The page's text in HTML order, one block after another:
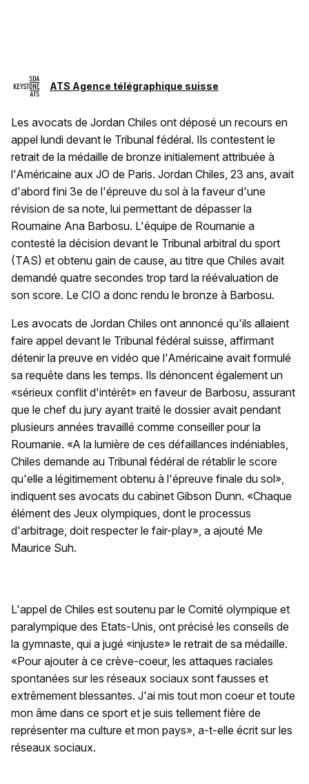
ATS Agence télégraphique suisse
Les avocats de Jordan Chiles ont déposé un recours en
appel lundi devant le Tribunal fédéral. Ils contestent le
retrait de la médaille de bronze initialement attribuée à
l'Américaine aux JO de Paris. Jordan Chiles, 23 ans, avait
d'abord fini 3e de l'épreuve du sol à la faveur d'une
révision de sa note, lui permettant de dépasser la
Roumaine Ana Barbosu. L'équipe de Roumanie a
contesté la décision devant le Tribunal arbitral du sport
(TAS) et obtenu gain de cause, au titre que Chiles avait
demandé quatre secondes trop tard la réévaluation de
son score. Le CIO a donc rendu le bronze à Barbosu.
Les avocats de Jordan Chiles ont annoncé qu'ils allaient
faire appel devant le Tribunal fédéral suisse, affirmant
détenir la preuve en vidéo que l'Américaine avait formulé
sa requête dans les temps. Ils dénoncent également un
«sérieux conflit d'intérêt» en faveur de Barbosu, assurant
que le chef du jury ayant traité le dossier avait pendant
plusieurs années travaillé comme conseiller pour la
Roumanie. «A la lumière de ces défaillances indéniables,
Chiles demande au Tribunal fédéral de rétablir le score
qu'elle a légitimement obtenu à l'épreuve finale du sol»,
indiquent ses avocats du cabinet Gibson Dunn. «Chaque
élément des Jeux olympiques, dont le processus
d'arbitrage, doit respecter le fair-play», a ajouté Me
Maurice Suh.
L'appel de Chiles est soutenu par le Comité olympique et
paralympique des Etats-Unis, ont précisé les conseils de
la gymnaste, qui a jugé «injuste» le retrait de sa médaille.
«Pour ajouter à ce crève-coeur, les attaques raciales
spontanées sur les réseaux sociaux sont fausses et
extrêmement blessantes. J'ai mis tout mon coeur et toute
mon âme dans ce sport et je suis tellement fière de
représenter ma culture et mon pays», a-t-elle écrit sur les
réseaux sociaux.